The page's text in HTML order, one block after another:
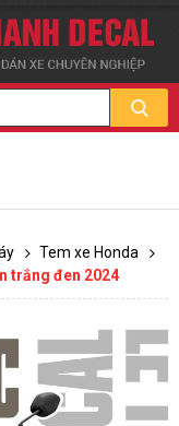
Tem xe Honda
trắng đen 2024